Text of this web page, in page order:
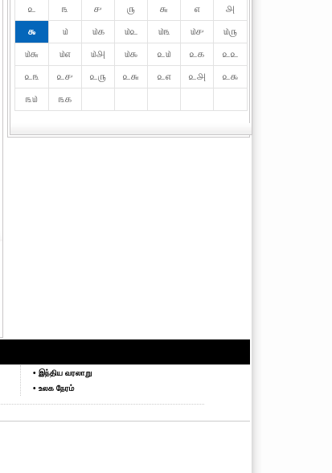
௨
௩ ௪ ௫ ௬ ௭
௮
௯
௰ ௰௧ ௰௨ ௰௩ ௰௪
௰௫
௰௬
௰௭ ௰௮ ௰௯ ௨௰ ௨௧
௨௨
௨௩
௨௪ ௨௫ ௨௬ ௨௭ ௨௮
௨௯
௩௰
௩௧
• இந்திய வரலாறு
• உலக நேரம்